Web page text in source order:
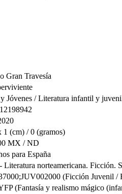
Gran Travesía
Jóvenes / Literatura infantil y
1 (cm) / 0 (gramos)
MX / ND
para España
Literatura norteamericana. Ficción.
(Ficción Juvenil /
(Fantasía y realismo mágico